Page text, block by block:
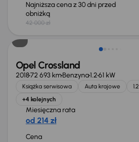
Najniższa cena z 30 dni przed
obniżką
42 000 zł
Świeżo skupione
Opel Crossland
201872 693 kmBenzyna1.261 kW
Książka serwisowa Auta krajowe 1.2
+4 kolejnych
Miesięczna rata
od 214 zł
Cena